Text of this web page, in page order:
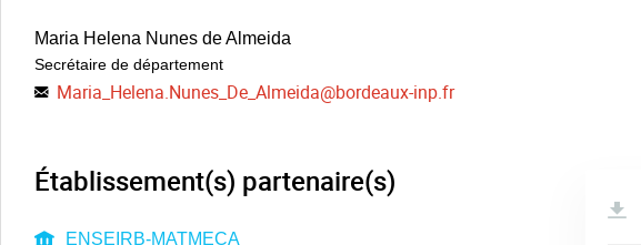
Maria Helena Nunes de Almeida
Secrétaire de département
Maria_Helena.Nunes_De_Almeida@bordeaux-inp.fr
Établissement(s) partenaire(s)
ENSEIRB-MATMECA